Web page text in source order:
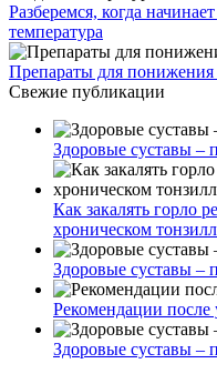
Разберемся, когда
температура
Препараты для понижения
Свежие публикации
Здоровые суставы –
Как закалять горло
хроническом
Здоровые суставы –
Рекомендации после
Здоровые суставы –